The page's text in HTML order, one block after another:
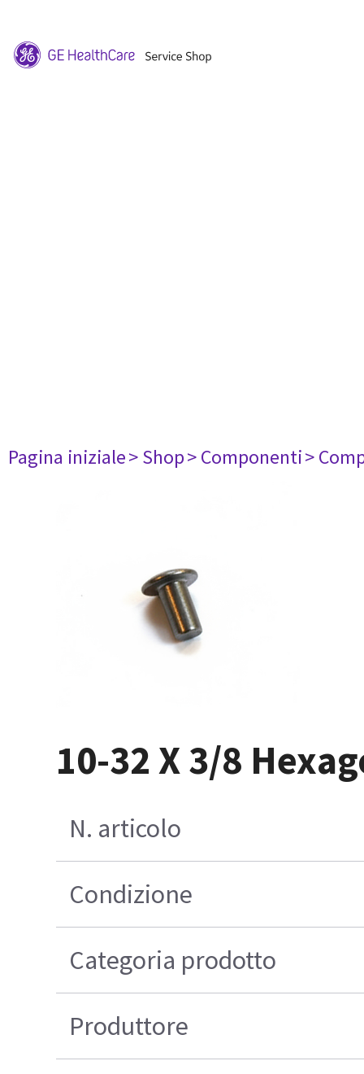
Pagina iniziale> Shop> Componenti>
10-32 X 3/8
N. articolo
Condizione
Categoria prodotto
Produttore